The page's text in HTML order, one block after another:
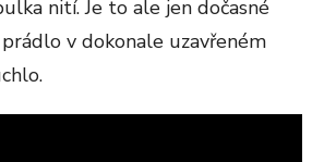
nití. Je to ale jen dočasné
v dokonale uzavřeném